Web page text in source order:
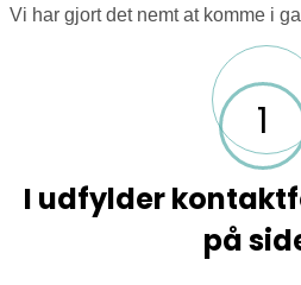
Vi har gjort det nemt at komme i
1
I udfylder
på